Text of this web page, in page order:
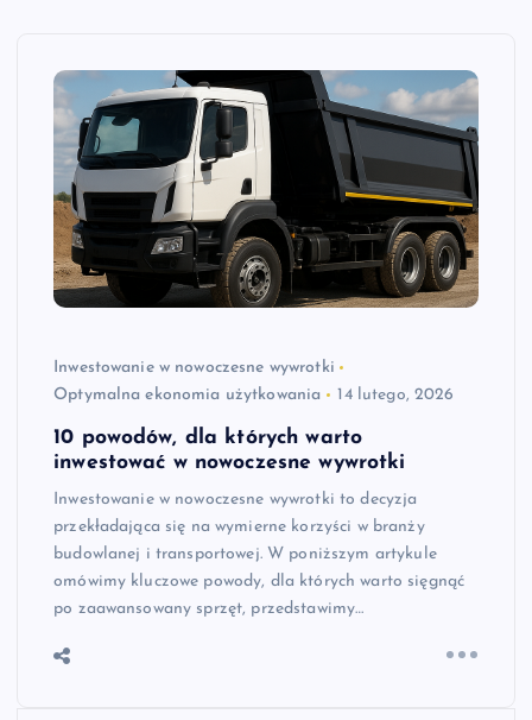
Inwestowanie w nowoczesne wywrotki
Optymalna ekonomia użytkowania
14 lutego, 2026
10 powodów, dla których warto
inwestować w nowoczesne wywrotki
Inwestowanie w nowoczesne wywrotki to decyzja
przekładająca się na wymierne korzyści w branży
budowlanej i transportowej. W poniższym artykule
omówimy kluczowe powody, dla których warto sięgnąć
po zaawansowany sprzęt, przedstawimy…